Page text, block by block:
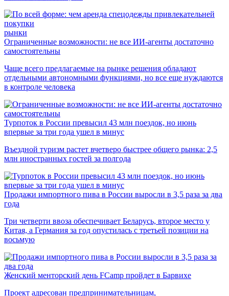
рынки
Ограниченные возможности: не все ИИ-агенты достаточно
самостоятельны
Чаще всего предлагаемые на рынке решения обладают
отдельными автономными функциями, но все еще нуждаются
в контроле человека
Турпоток в России превысил 43 млн поездок, но июнь
впервые за три года ушел в минус
Въездной туризм растет вчетверо быстрее общего рынка: 2,5
млн иностранных гостей за полгода
Продажи импортного пива в России выросли в 3,5 раза за два
года
Три четверти ввоза обеспечивает Беларусь, второе место у
Китая, а Германия за год опустилась с третьей позиции на
восьмую
Женский менторский день FCamp пройдет в Барвихе
Проект адресован предпринимательницам,